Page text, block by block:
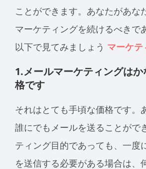
ことができます。あなたがあな
マーケティングを続けるべきで
以下で見てみましょう マーケ
1.メールマーケティングは
格です
それはとても手頃な価格です。
誰にでもメールを送ることがで
ティング目的であっても、一度
を送信する必要がある場合は、